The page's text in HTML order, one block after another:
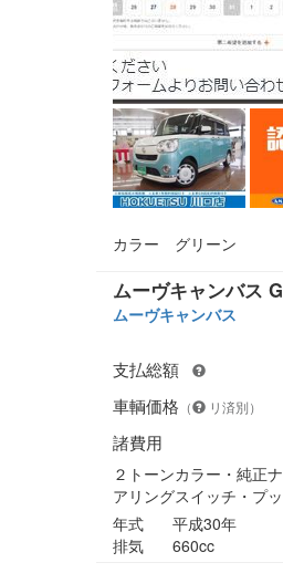
カラー グリーン
ムーヴキャンバス
ムーヴキャンバス
支払総額
車輌価格 （ リ済別）
諸費用
２トーンカラー・純正
アリングスイッチ・プ
年式
平成30年
排気
660cc